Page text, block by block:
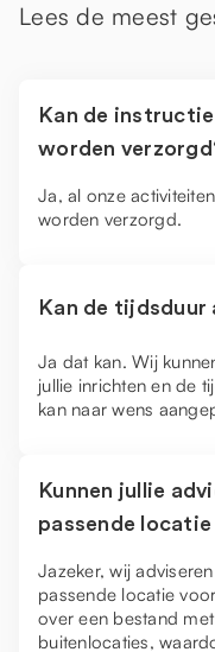
Lees de meest
Kan de
worden
Ja, al onze
worden verzorgd.
Kan de tijdsduur
Ja dat kan. Wij
jullie inrichten en de
kan naar wens
Kunnen jullie
passende
Jazeker, wij
passende locatie
over een bestand
buitenlocaties,